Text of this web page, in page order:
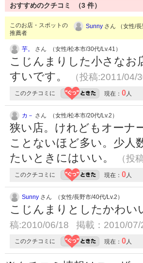
おすすめのクチコミ （3 件）
このお店・スポットの
推薦者
Sunny さん （女性/
芋。 さん （女性/松本市/30代/Lv.41）
こじんまりした小さなお
すいです。
（投稿:2011/
このクチコミに 現在： 0人
カ－ さん （女性/松本市/20代/Lv.2）
狭い店。けれどもオーナ
ことないほど多い。少人
たいときにはいい。
（投
このクチコミに 現在： 0人
Sunny さん （女性/長野市/40代/Lv.2）
こじんまりとしたかわ
稿:2010/06/18 掲載：2010/07/
このクチコミに 現在： 0人